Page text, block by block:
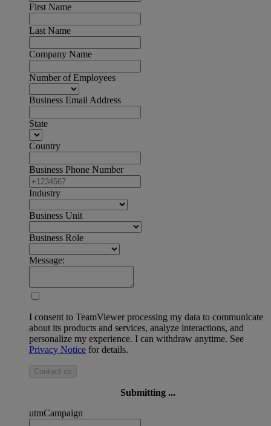
First Name
Last Name
Company Name
Number of Employees
Business Email Address
State
Country
Business Phone Number
Industry
Business Unit
Business Role
Message:
I consent to TeamViewer processing my data to communicate
about its products and services, analyze interactions, and
personalize my experience. I can withdraw anytime. See
Privacy Notice for details.
Contact us
Submitting ...
utmCampaign